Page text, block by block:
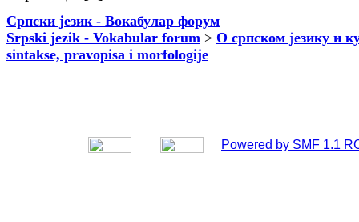
Српски језик - Вокабулар форум
Srpski jezik - Vokabular forum > О српском језику и
sintakse, pravopisa i morfologije
Powered by SMF 1.1